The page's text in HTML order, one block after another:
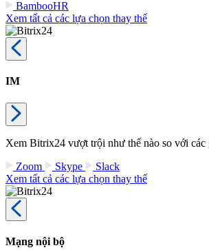
BambooHR
Xem tất cả các lựa chọn thay thế
IM
Xem Bitrix24 vượt trội như thế nào so với
Zoom
Skype
Slack
Xem tất cả các lựa chọn thay thế
Mạng nội bộ